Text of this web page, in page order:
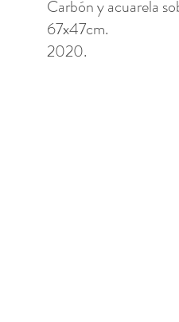
Carbón y acuarela
67x47cm.
2020.